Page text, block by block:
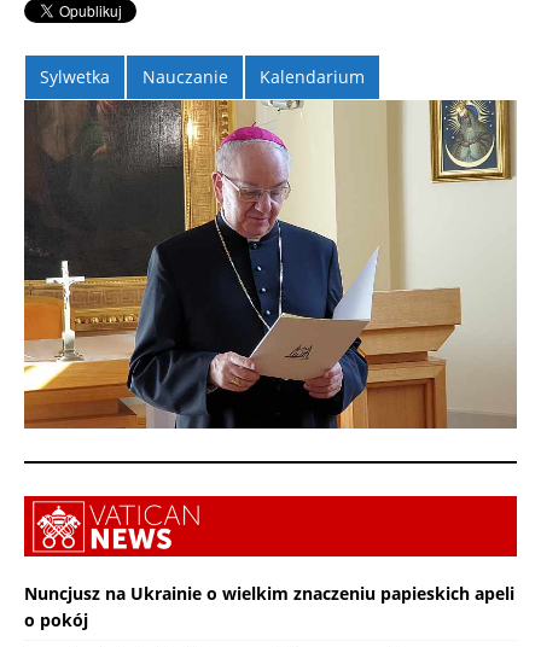
Sylwetka Nauczanie Kalendarium
Nuncjusz na Ukrainie o wielkim znaczeniu papieskich apeli
o pokój